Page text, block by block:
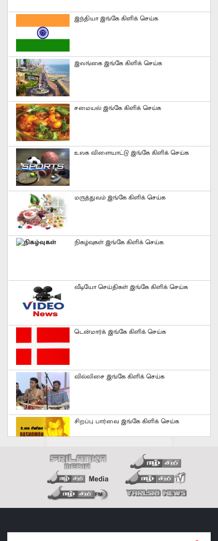
இந்தியா இங்கே கிளிக் செய்க
இலங்கை இங்கே கிளிக் செய்க
சமையல் இங்கே கிளிக் செய்க
உலக விளையாட்டு இங்கே கிளிக் செய்க
மருத்துவம் இங்கே கிளிக் செய்க
நிகழ்வுகள் இங்கே கிளிக் செய்க
வீடியோ செய்திகள் இங்கே கிளிக் செய்க
டென்மார்க் இங்கே கிளிக் செய்க
வில்லிசை இங்கே கிளிக் செய்க
சிறப்பு பார்வை இங்கே கிளிக் செய்க
செய்திகள் இங்கே கிளிக் செய்க
வெளியீடு இங்கே கிளிக் செய்க